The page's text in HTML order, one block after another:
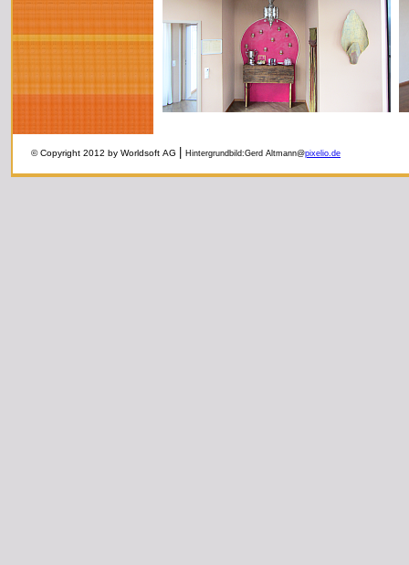
© Copyright 2012 by Worldsoft AG | Hintergrundbild:Gerd Altmann@pixelio.de